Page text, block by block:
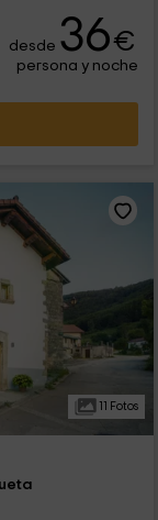
desde 36€
persona y noche
11 Fotos